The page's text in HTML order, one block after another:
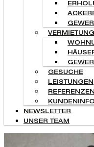
VERMIETUNG
GESUCHE
LEISTUNGEN
REFERENZEN
KUNDENINFO
NEWSLETTER
UNSER TEAM